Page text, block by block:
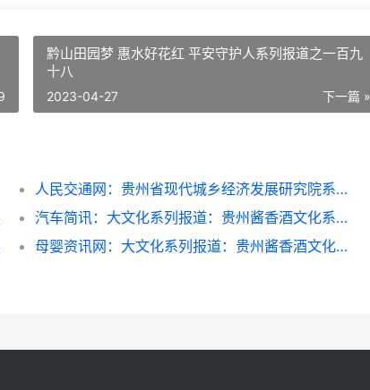
黔山田园梦 惠水好花红 平安守护人系列报道之一百九
十八
下一篇 »
2023-04-27
人民交通网：贵州省现代城乡经济发展研究院系列报道之一
汽车简讯：大文化系列报道：贵州酱香酒文化系列报道之二
母婴资讯网：大文化系列报道：贵州酱香酒文化系列报道之二